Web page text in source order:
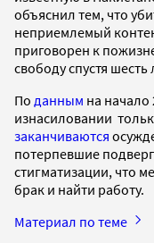
объяснил тем, что
неприемлемый
приговорен к
свободу спустя шесть
По данным на начало
изнасиловании
заканчиваются
потерпевшие
стигматизации, что
брак и найти работу.
Материал по теме